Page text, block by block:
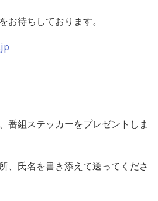
お待ちしております。
番組ステッカーをプレゼントしま
、氏名を書き添えて送ってくださ